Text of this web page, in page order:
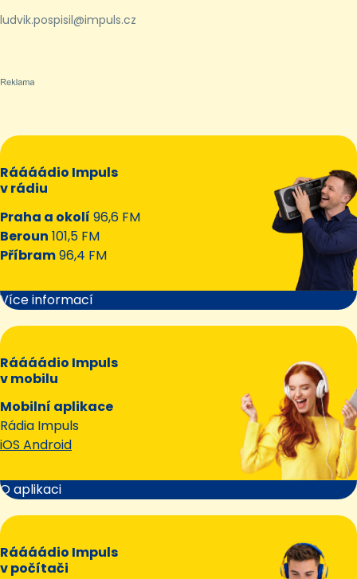
ludvik.pospisil@impuls.cz
Ráááádio Impuls
v rádiu
Praha a okolí 96,6 FM
Beroun 101,5 FM
Příbram96,4 FM
Více informací
Ráááádio Impuls
v mobilu
Mobilní aplikace
Rádia Impuls
iOS Android
O aplikaci
Ráááádio Impuls
v počítači